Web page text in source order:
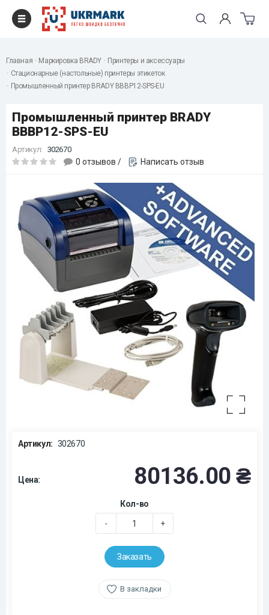
Главная Маркировка BRADY
Принтеры и аксессуары
Стационарные (настольные) принтеры этикеток
Промышленный принтер BRADY BBBP12-SPS-EU
Промышленный принтер BRADY
BBBP12-SPS-EU
Артикул: 302670
0 отзывов / Написать отзыв
Артикул: 302670
Цена: 80136.00 ₴
Кол-во
- +
Заказать
В закладки